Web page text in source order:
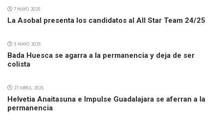
7 MAYO 2025
La Asobal presenta los candidatos al All Star Team 24/25
3 MAYO 2025
Bada Huesca se agarra a la permanencia y deja de ser
colista
27 ABRIL 2025
Helvetia Anaitasuna e Impulse Guadalajara se aferran a la
permanencia